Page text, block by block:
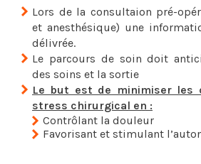
Lors de la consultaion pré-
et anesthésique) une
délivrée.
Le parcours de soin doit
des soins et la sortie
Le but est de minimiser les
stress chirurgical en :
Contrôlant la douleur
Favorisant et stimulant